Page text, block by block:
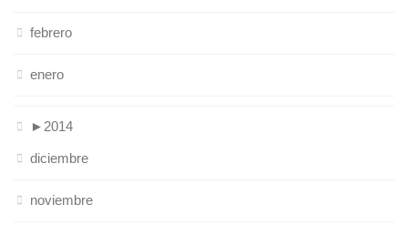
febrero
enero
► 2014
diciembre
noviembre